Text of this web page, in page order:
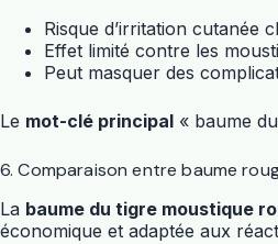
Risque d’irritation cutanée
Effet limité contre les
Peut masquer des
Le mot-clé principal « baume
6. Comparaison entre baume
La baume du tigre moustique
économique et adaptée aux